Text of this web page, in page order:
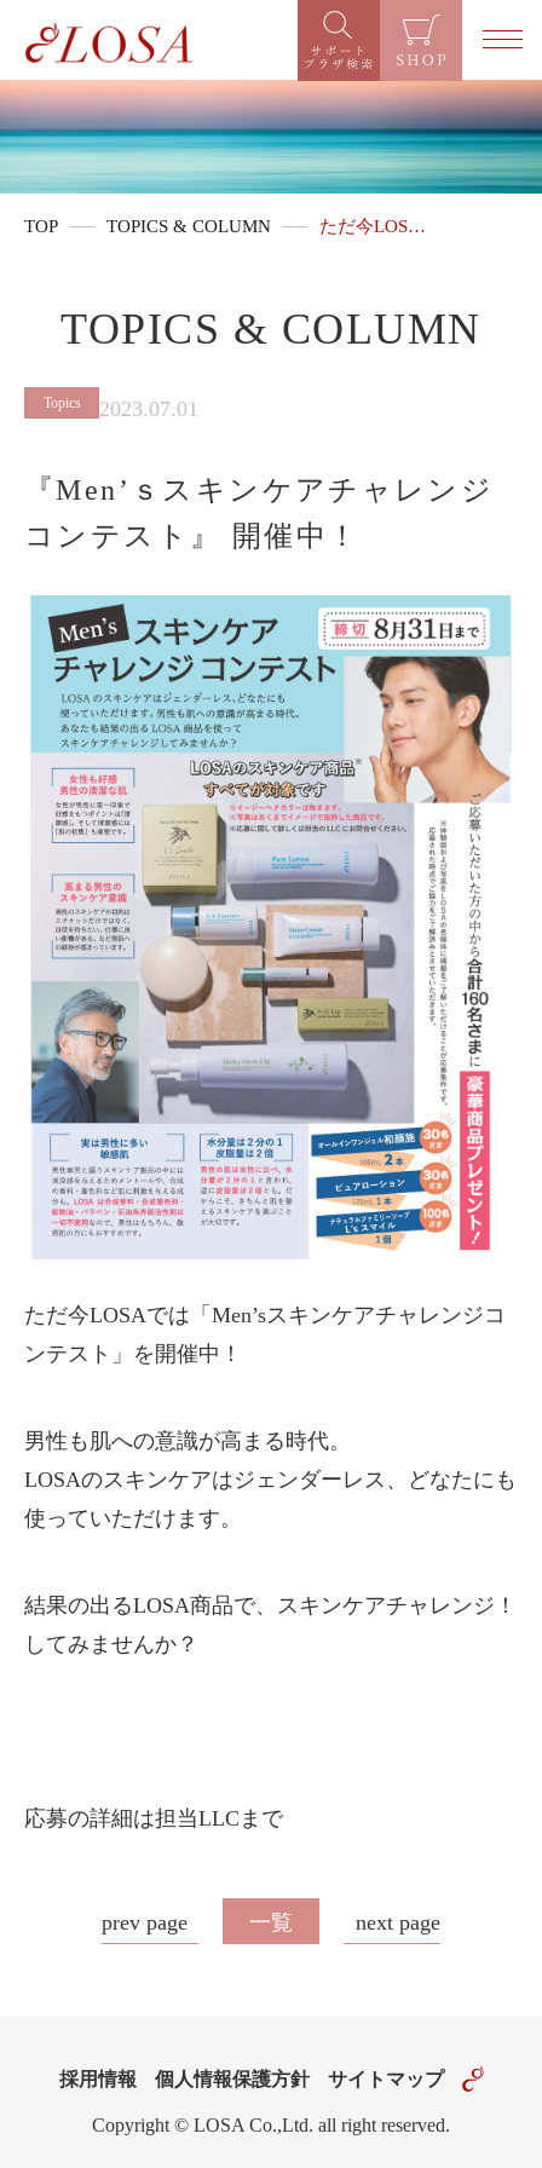
TOP TOPICS & COLUMN ただ今LOS…
TOPICS & COLUMN
Topics 2023.07.01
『Men’ｓスキンケアチャレンジ
コンテスト』 開催中！
ただ今LOSAでは「Men’sスキンケアチャレンジコ
ンテスト」を開催中！
男性も肌への意識が高まる時代。
LOSAのスキンケアはジェンダーレス、どなたにも
使っていただけます。
結果の出るLOSA商品で、スキンケアチャレンジ！
してみませんか？
応募の詳細は担当LLCまで
prev page 一覧 next page
採用情報 個人情報保護方針 サイトマップ
Copyright © LOSA Co.,Ltd. all right reserved.